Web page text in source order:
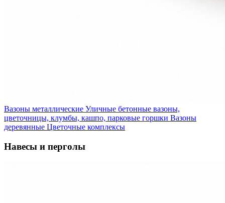
Вазоны металлические Уличные бетонные вазоны,
цветочницы, клумбы, кашпо, парковые горшки Вазоны
деревянные Цветочные комплексы
Навесы и перголы